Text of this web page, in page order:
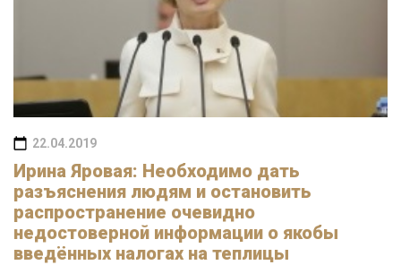
22.04.2019
Ирина Яровая: Необходимо дать
разъяснения людям и остановить
распространение очевидно
недостоверной информации о якобы
введённых налогах на теплицы